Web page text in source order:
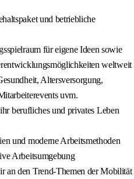
und betriebliche
für eigene Ideen sowie
weltweit
Altersversorgung,
uvm.
berufliches und privates Leben
und moderne Arbeitsmethoden
Arbeitsumgebung
an den Trend-Themen der Mobilität